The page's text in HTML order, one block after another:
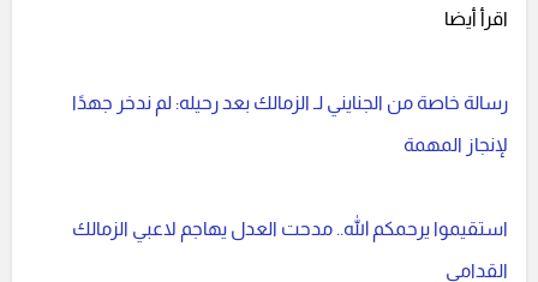
اقرأ أيضا
رسالة خاصة من الجنايني لـ الزمالك بعد رحيله: لم ندخر جهدًا
لإنجاز المهمة
استقيموا يرحمكم الله.. مدحت العدل يهاجم لاعبي الزمالك
القدامي